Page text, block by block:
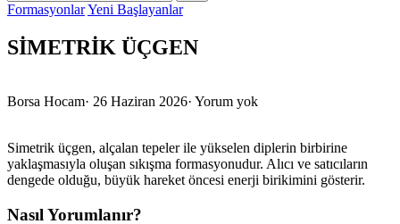
FormasyonlarYeni Başlayanlar
SİMETRİK ÜÇGEN
Borsa Hocam· 26 Haziran 2026· Yorum yok
Simetrik üçgen, alçalan tepeler ile yükselen diplerin birbirine
yaklaşmasıyla oluşan sıkışma formasyonudur. Alıcı ve satıcıların
dengede olduğu, büyük hareket öncesi enerji birikimini gösterir.
Nasıl Yorumlanır?